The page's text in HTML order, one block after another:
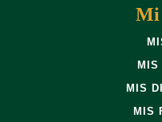
Mi
MIS
MIS
MIS